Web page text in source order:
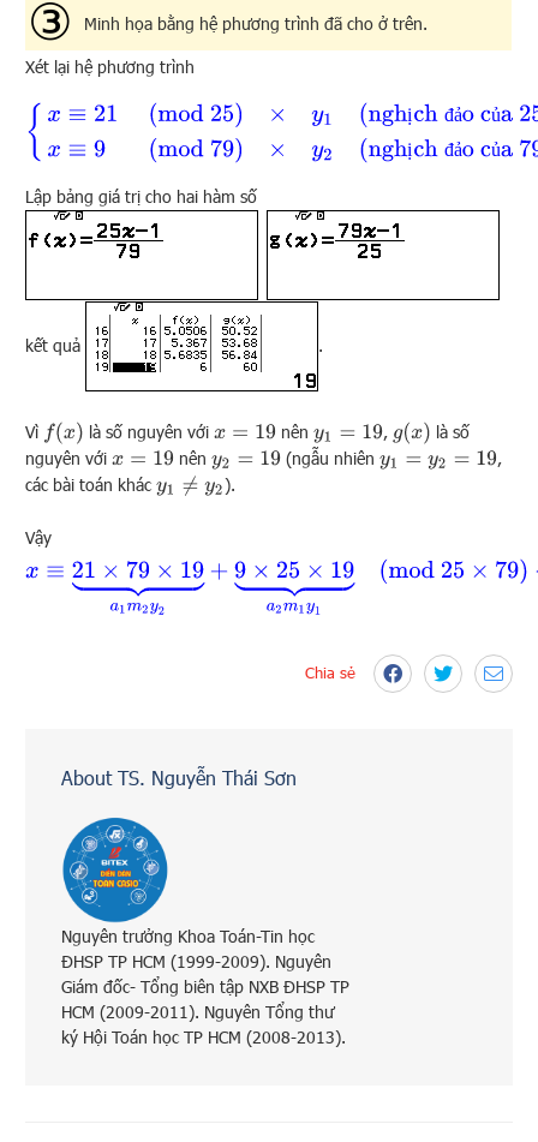
Minh họa bằng hệ phương trình đã cho ở trên.
Xét lại hệ phương trình
ị đả
ủ
ị
đả ủ
{x ≡21 mod 25)×y1( nghịch đảo của 25theo mô-đu-lô79 )x
Lập bảng giá trị cho hai hàm số
kết quả .
Vì f(x) là số nguyên với x=19 nên y1 =19 , g(x)
là số
nguyên vớix=19 nên y2=19 (ngẫu nhiên y1 =y2 =19
,
các bài toán khácy1 ≠y2 ).
Vậy
x≡21 ×79× 19⏟ a1 m 2y 2 +9 ×25×19⏟a 2m y1(mod 25 ×79)⇔
Chia sẻ
About TS. Nguyễn Thái Sơn
Nguyên trưởng Khoa Toán-Tin học
ĐHSP TP HCM (1999-2009). Nguyên
Giám đốc- Tổng biên tập NXB ĐHSP TP
HCM (2009-2011). Nguyên Tổng thư
ký Hội Toán học TP HCM (2008-2013).